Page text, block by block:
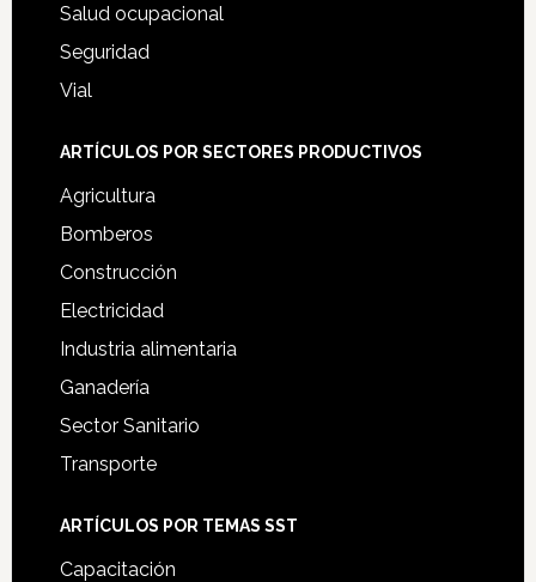
Salud ocupacional
Seguridad
Vial
ARTÍCULOS POR SECTORES PRODUCTIVOS
Agricultura
Bomberos
Construcción
Electricidad
Industria alimentaria
Ganadería
Sector Sanitario
Transporte
ARTÍCULOS POR TEMAS SST
Capacitación